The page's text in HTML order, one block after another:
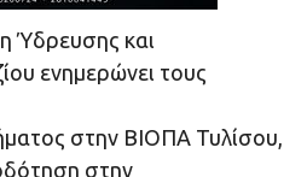
Ύδρευσης και
ενημερώνει τους
στην ΒΙΟΠΑ Τυλίσου,
στην